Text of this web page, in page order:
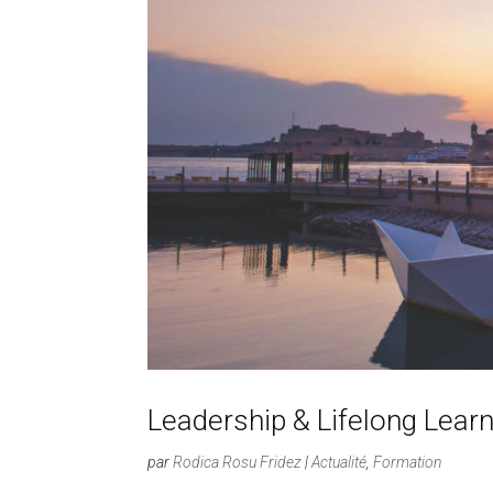
Leadership & Lifelong
parRodica Rosu Fridez|Actualité ,Formation